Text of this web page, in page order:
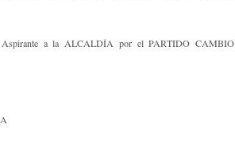
a la ALCALDÍA por el PARTIDO CAMBIO